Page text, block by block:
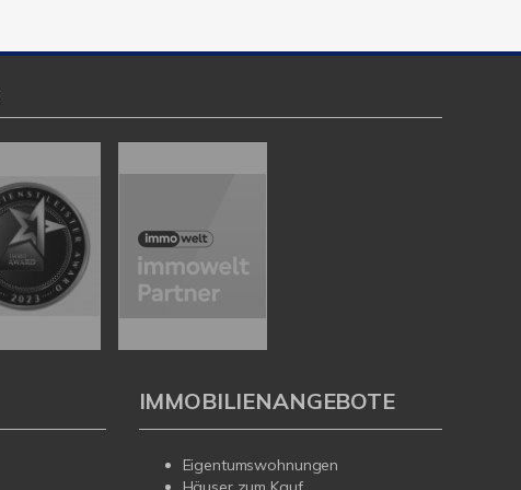
IMMOBILIENANGEBOTE
Eigentumswohnungen